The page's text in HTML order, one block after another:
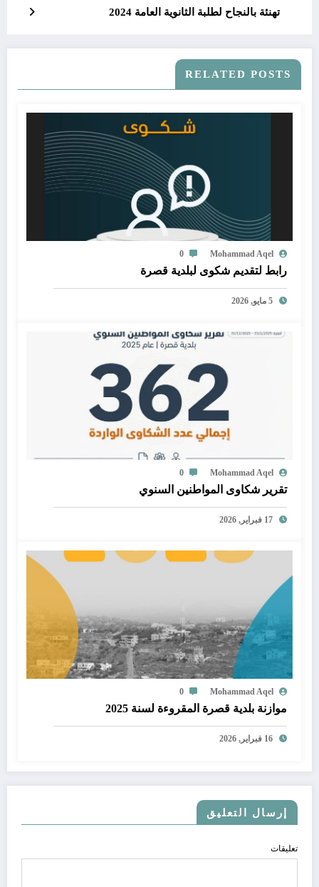
تهنئة بالنجاح لطلبة الثانوية العامة 2024
RELATED POSTS
Mohammad Aqel
0
رابط لتقديم شكوى لبلدية قصرة
5 مايو, 2026
Mohammad Aqel
0
تقرير شكاوى المواطنين السنوي
17 فبراير, 2026
Mohammad Aqel
0
موازنة بلدية قصرة المقروءة لسنة 2025
16 فبراير, 2026
إرسال التعليق
تعليقات